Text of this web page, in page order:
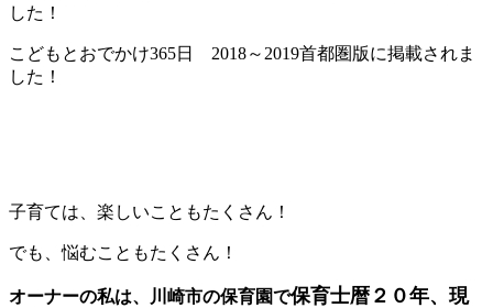
した！
こどもとおでかけ365日 2018～2019首都圏版に掲載されま
した！
子育ては、楽しいこともたくさん！
でも、悩むこともたくさん！
オーナーの私は、川崎市の保育園で保育士暦２０年、現